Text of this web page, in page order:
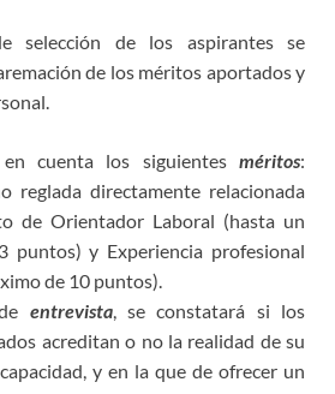
selección de los aspirantes se
de los méritos aportados y
cuenta los siguientes méritos:
reglada directamente relacionada
de Orientador Laboral (hasta un
puntos) y Experiencia profesional
de 10 puntos).
entrevista, se constatará si los
acreditan o no la realidad de su
y en la que de ofrecer un